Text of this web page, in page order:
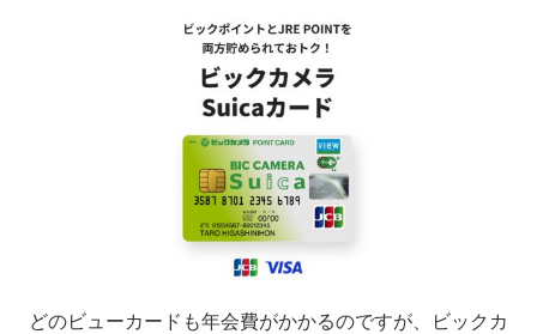
どのビューカードも年会費がかかるのですが、ビックカ